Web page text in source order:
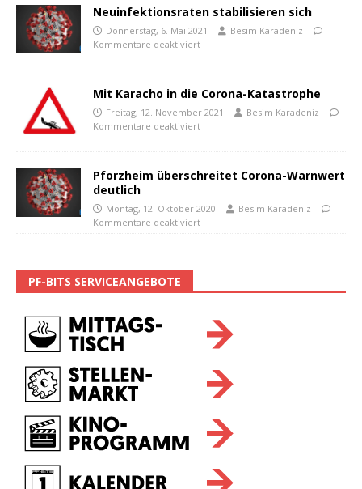
Neuinfektionsraten stabilisieren sich
Donnerstag, 6. Mai 2021
Besim Karadeniz
Kommentare deaktiviert
Mit Karacho in die Corona-Katastrophe
Freitag, 12. November 2021
Besim Karadeniz
Kommentare deaktiviert
Pforzheim überschreitet Corona-Warnwert
deutlich
Montag, 12. Oktober 2020
Besim Karadeniz
Kommentare deaktiviert
PF-BITS SERVICEANGEBOTE